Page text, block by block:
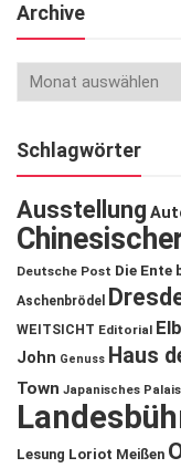
Archive
Schlagwörter
Ausstellung
Deutsche Post Die Ente
Aschenbrödel
WEITSICHT Editorial
John Genuss Haus
Town Japanisches Palais
Lesung Loriot Meißen